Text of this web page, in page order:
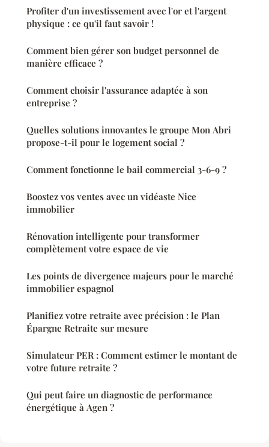
Profiter d'un investissement avec l'or et l'argent
physique : ce qu'il faut savoir !
Comment bien gérer son budget personnel de
manière efficace ?
Comment choisir l'assurance adaptée à son
entreprise ?
Quelles solutions innovantes le groupe Mon Abri
propose-t-il pour le logement social ?
Comment fonctionne le bail commercial 3-6-9 ?
Boostez vos ventes avec un vidéaste Nice
immobilier
Rénovation intelligente pour transformer
complètement votre espace de vie
Les points de divergence majeurs pour le marché
immobilier espagnol
Planifiez votre retraite avec précision : le Plan
Épargne Retraite sur mesure
Simulateur PER : Comment estimer le montant de
votre future retraite ?
Qui peut faire un diagnostic de performance
énergétique à Agen ?